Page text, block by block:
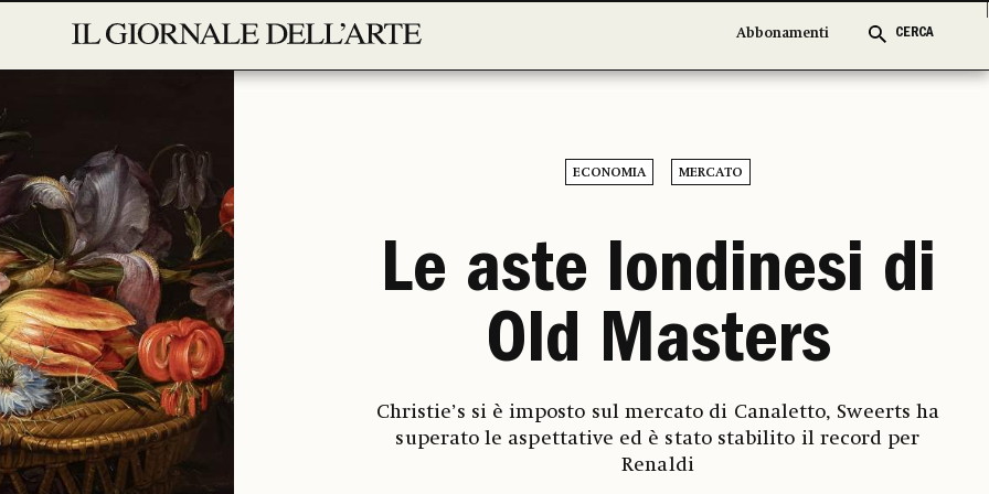
Abbonamenti CERCA
Abbonamenti CERCA
ECONOMIA MERCATO
Le aste londinesi di
Old Masters
Christie’s si è imposto sul mercato di Canaletto, Sweerts ha
superato le aspettative ed è stato stabilito il record per
Renaldi